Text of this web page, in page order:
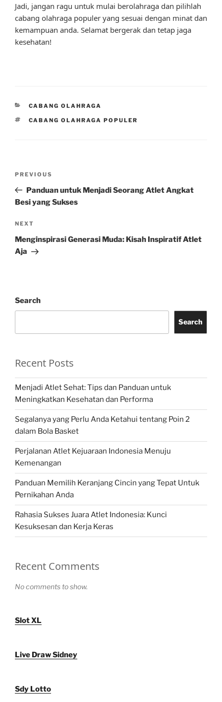
Jadi, jangan ragu untuk mulai berolahraga dan pilihlah
cabang olahraga populer yang sesuai dengan minat dan
kemampuan anda. Selamat bergerak dan tetap jaga
kesehatan!
CATEGORIES
CABANG OLAHRAGA
TAGS
CABANG OLAHRAGA POPULER
Previous
Post
PREVIOUS
Panduan untuk Menjadi Seorang Atlet Angkat
Besi yang Sukses
Next
Post
NEXT
Menginspirasi Generasi Muda: Kisah Inspiratif Atlet
Aja
Search
Search
Recent Posts
Menjadi Atlet Sehat: Tips dan Panduan untuk
Meningkatkan Kesehatan dan Performa
Segalanya yang Perlu Anda Ketahui tentang Poin 2
dalam Bola Basket
Perjalanan Atlet Kejuaraan Indonesia Menuju
Kemenangan
Panduan Memilih Keranjang Cincin yang Tepat Untuk
Pernikahan Anda
Rahasia Sukses Juara Atlet Indonesia: Kunci
Kesuksesan dan Kerja Keras
Recent Comments
No comments to show.
Slot XL
Live Draw Sidney
Sdy Lotto